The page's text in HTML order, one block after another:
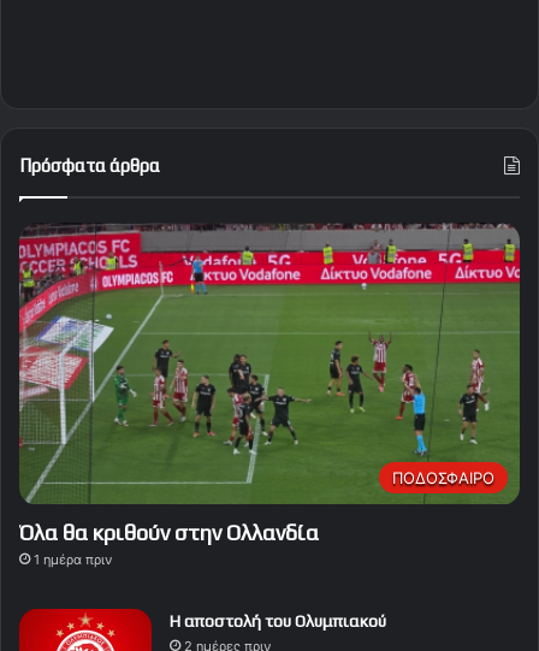
Πρόσφατα άρθρα
ΠΟΔΟΣΦΑΙΡΟ
Όλα θα κριθούν στην Ολλανδία
1 ημέρα πριν
Η αποστολή του Ολυμπιακού
2 ημέρες πριν